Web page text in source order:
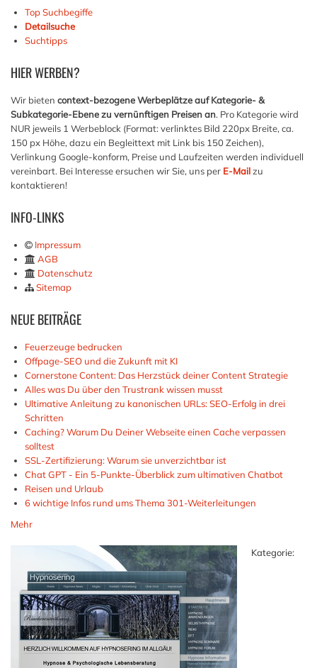
Top Suchbegiffe
Detailsuche
Suchtipps
HIERWERBEN?
Wir bieten context-bezogene Werbeplätze auf Kategorie- &
Subkategorie-Ebene zu vernünftigen Preisen an. Pro Kategorie wird
NUR jeweils 1 Werbeblock (Format: verlinktes Bild 220px Breite, ca.
150 px Höhe, dazu ein Begleittext mit Link bis 150 Zeichen),
Verlinkung Google-konform, Preise und Laufzeiten werden individuell
vereinbart. Bei Interesse ersuchen wir Sie, uns per E-Mailzu
kontaktieren!
INFO-LINKS
Impressum
AGB
Datenschutz
Sitemap
NEUEBEITRÄGE
Feuerzeuge bedrucken
Offpage-SEO und die Zukunft mit KI
Cornerstone Content: Das Herzstück deiner Content Strategie
Alles was Du über den Trustrank wissen musst
Ultimative Anleitung zu kanonischen URLs: SEO-Erfolg in drei
Schritten
Caching? Warum Du Deiner Webseite einen Cache verpassen
solltest
SSL-Zertifizierung: Warum sie unverzichtbar ist
Chat GPT - Ein 5-Punkte-Überblick zum ultimativen Chatbot
Reisen und Urlaub
6 wichtige Infos rund ums Thema 301-Weiterleitungen
Mehr
Kategorie: